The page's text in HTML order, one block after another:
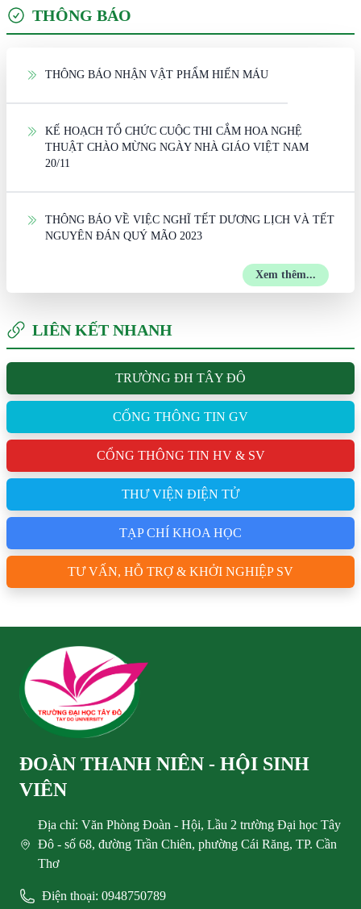
THÔNG BÁO
THÔNG BÁO NHẬN VẬT PHẨM HIẾN MÁU
KẾ HOẠCH TỔ CHỨC CUỘC THI CẮM HOA NGHỆ
THUẬT CHÀO MỪNG NGÀY NHÀ GIÁO VIỆT NAM
20/11
THÔNG BÁO VỀ VIỆC NGHĨ TẾT DƯƠNG LỊCH VÀ TẾT
NGUYÊN ĐÁN QUÝ MÃO 2023
Xem thêm...
LIÊN KẾT NHANH
TRƯỜNG ĐH TÂY ĐÔ
CỔNG THÔNG TIN GV
CỔNG THÔNG TIN HV & SV
THƯ VIỆN ĐIỆN TỬ
TẠP CHÍ KHOA HỌC
TƯ VẤN, HỖ TRỢ & KHỞI NGHIỆP SV
ĐOÀN THANH NIÊN - HỘI SINH
VIÊN
Địa chỉ: Văn Phòng Đoàn - Hội, Lầu 2 trường Đại học Tây
Đô - số 68, đường Trần Chiên, phường Cái Răng, TP. Cần
Thơ
Điện thoại: 0948750789